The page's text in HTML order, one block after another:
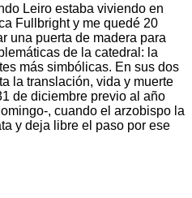
Leiro estaba viviendo en
Fullbright y me quedé 20
una puerta de madera para
de la catedral: la
más simbólicas. En sus dos
la translación, vida y muerte
de diciembre previo al año
, cuando el arzobispo la
y deja libre el paso por ese